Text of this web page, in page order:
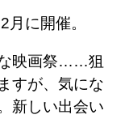
月に開催。
な映画祭……狙
すが、気にな
新しい出会い